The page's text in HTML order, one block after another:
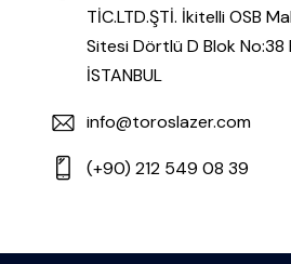
TİC.LTD.ŞTİ. İkitelli OSB
Sitesi Dörtlü D Blok No:38
İSTANBUL
info@toroslazer.com
(+90) 212 549 08 39